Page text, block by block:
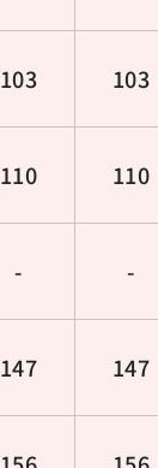
103 103
110 110
- -
147 147